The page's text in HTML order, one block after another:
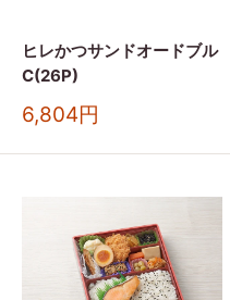
ヒレかつサンドオードブル
C(26P)
販
売
価
6,804円